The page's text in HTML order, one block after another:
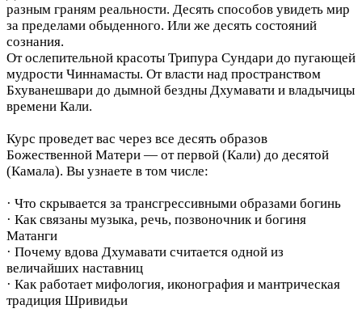
разным граням реальности. Десять способов увидеть мир
за пределами обыденного. Или же десять состояний
сознания.
От ослепительной красоты Трипура Сундари до пугающей
мудрости Чиннамасты. От власти над пространством
Бхуванешвари до дымной бездны Дхумавати и владычицы
времени Кали.
Курс проведет вас через все десять образов
Божественной Матери — от первой (Кали) до десятой
(Камала). Вы узнаете в том числе:
· Что скрывается за трансгрессивными образами богинь
· Как связаны музыка, речь, позвоночник и богиня
Матанги
· Почему вдова Дхумавати считается одной из
величайших наставниц
· Как работает мифология, иконография и мантрическая
традиция Шривидьи